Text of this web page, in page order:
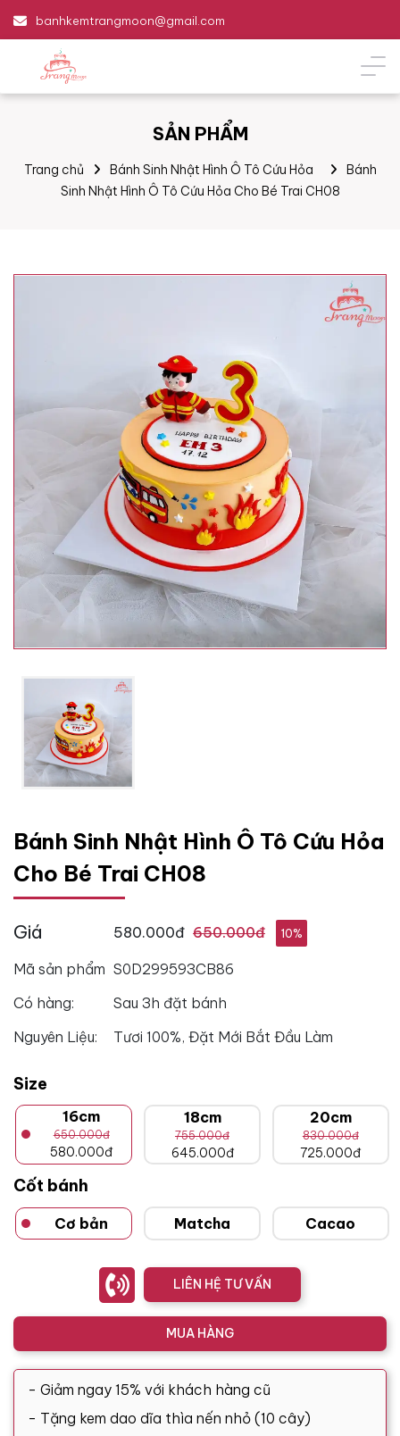
banhkemtrangmoon@gmail.com
SẢN PHẨM
Trang chủ Bánh Sinh Nhật Hình Ô Tô Cứu Hỏa
Bánh
Sinh Nhật Hình Ô Tô Cứu Hỏa Cho Bé Trai CH08
Bánh Sinh Nhật Hình Ô Tô Cứu Hỏa
Cho Bé Trai CH08
Giá 580.000đ 650.000đ 10%
Mã sản phẩm S0D299593CB86
Có hàng:
Sau 3h đặt bánh
Nguyên Liệu:
Tươi 100%, Đặt Mới Bắt Đầu Làm
Size
16cm
650.000đ
580.000đ
18cm
755.000đ
645.000đ
20cm
830.000đ
725.000đ
Cốt bánh
Cơ bản Matcha Cacao
LIÊN HỆ TƯ VẤN
MUA HÀNG
- Giảm ngay 15% với khách hàng cũ
- Tặng kem dao dĩa thìa nến nhỏ (10 cây)